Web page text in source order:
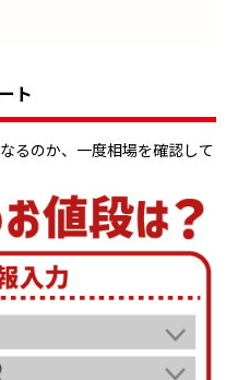
ト
るのか、一度相場を確認して